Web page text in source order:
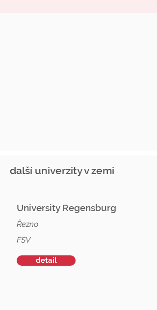
další univerzity v zemi
University Regensburg
Řezno
FSV
detail